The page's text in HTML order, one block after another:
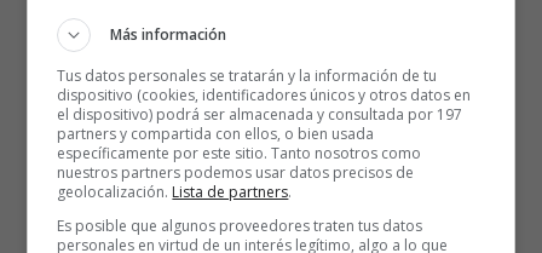
Más información
Tus datos personales se tratarán y la información de tu
dispositivo (cookies, identificadores únicos y otros datos en
el dispositivo) podrá ser almacenada y consultada por 197
partners y compartida con ellos, o bien usada
específicamente por este sitio. Tanto nosotros como
nuestros partners podemos usar datos precisos de
geolocalización. Lista de partners.
Es posible que algunos proveedores traten tus datos
personales en virtud de un interés legítimo, algo a lo que